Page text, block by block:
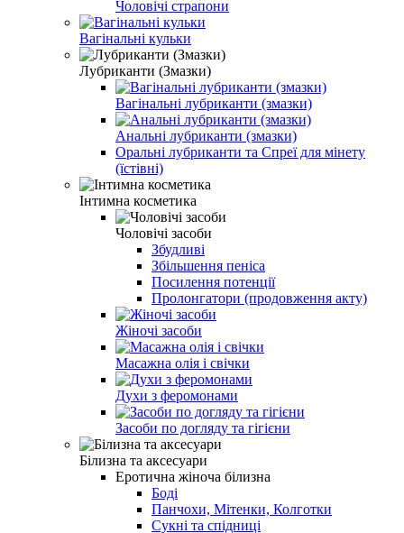
Чоловічі страпони
Вагінальні кульки
Лубриканти (Змазки)
Вагінальні лубриканти (змазки)
Анальні лубриканти (змазки)
Оральні лубриканти та Спреї для мінету
(їстівні)
Інтимна косметика
Чоловічі засоби
Збудливі
Збільшення пеніса
Посилення потенції
Пролонгатори (продовження акту)
Жіночі засоби
Масажна олія і свічки
Духи з феромонами
Засоби по догляду та гігієни
Білизна та аксесуари
Еротична жіноча білизна
Боді
Панчохи, Мітенки, Колготки
Сукні та спідниці